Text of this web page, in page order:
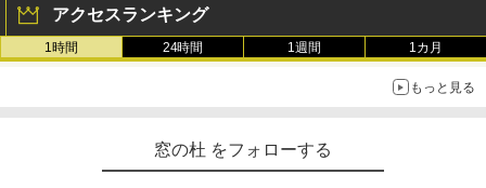
アクセスランキング
1時間 24時間 1週間 1カ月
もっと見る
窓の杜 をフォローする